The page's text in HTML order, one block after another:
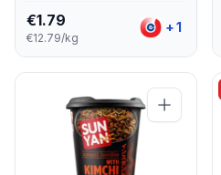
€1.79
€12.79/kg
+1